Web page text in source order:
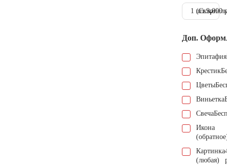
1 шт.9.000
Доп.
Эпитафия
Крестик
Цветы
Виньетка
Свеча
Икона
Картинка
(любая)